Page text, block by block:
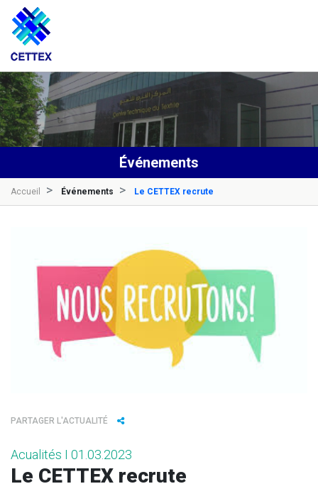
Événements
Accueil Événements Le CETTEX recrute
PARTAGER L'ACTUALITÉ
Acualités I 01.03.2023
Le CETTEX recrute